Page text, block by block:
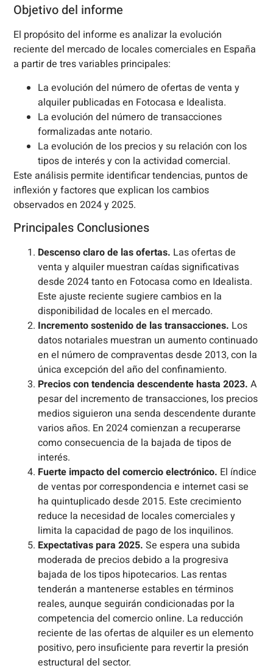
Objetivo del informe
El propósito del informe es analizar la evolución
reciente del mercado de locales comerciales en España
a partir de tres variables principales:
La evolución del número de ofertas de venta y
alquiler publicadas en Fotocasa e Idealista.
La evolución del número de transacciones
formalizadas ante notario.
La evolución de los precios y su relación con los
tipos de interés y con la actividad comercial.
Este análisis permite identificar tendencias, puntos de
inflexión y factores que explican los cambios
observados en 2024 y 2025.
Principales Conclusiones
Descenso claro de las ofertas. Las ofertas de
venta y alquiler muestran caídas significativas
desde 2024 tanto en Fotocasa como en Idealista.
Este ajuste reciente sugiere cambios en la
disponibilidad de locales en el mercado.
Incremento sostenido de las transacciones. Los
datos notariales muestran un aumento continuado
en el número de compraventas desde 2013, con la
única excepción del año del confinamiento.
Precios con tendencia descendente hasta 2023. A
pesar del incremento de transacciones, los precios
medios siguieron una senda descendente durante
varios años. En 2024 comienzan a recuperarse
como consecuencia de la bajada de tipos de
interés.
Fuerte impacto del comercio electrónico. El índice
de ventas por correspondencia e internet casi se
ha quintuplicado desde 2015. Este crecimiento
reduce la necesidad de locales comerciales y
limita la capacidad de pago de los inquilinos.
Expectativas para 2025. Se espera una subida
moderada de precios debido a la progresiva
bajada de los tipos hipotecarios. Las rentas
tenderán a mantenerse estables en términos
reales, aunque seguirán condicionadas por la
competencia del comercio online. La reducción
reciente de las ofertas de alquiler es un elemento
positivo, pero insuficiente para revertir la presión
estructural del sector.